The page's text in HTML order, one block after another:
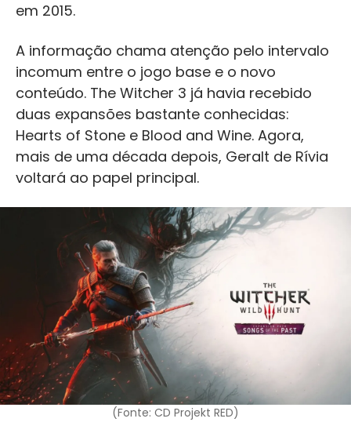
em 2015.
A informação chama atenção pelo intervalo
incomum entre o jogo base e o novo
conteúdo. The Witcher 3 já havia recebido
duas expansões bastante conhecidas:
Hearts of Stone e Blood and Wine. Agora,
mais de uma década depois, Geralt de Rívia
voltará ao papel principal.
(Fonte: CD Projekt RED)